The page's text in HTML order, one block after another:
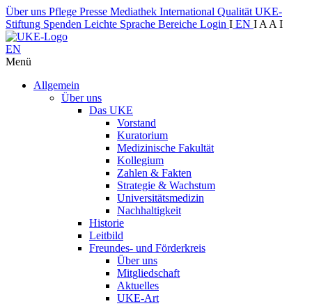
Über uns Pflege Presse Mediathek International Qualität UKE-
Stiftung Spenden Leichte Sprache Bereiche Login I EN I A A I
EN
Menü
Allgemein
Über uns
Das UKE
Vorstand
Kuratorium
Medizinische Fakultät
Kollegium
Zahlen & Fakten
Strategie & Wachstum
Universitätsmedizin
Nachhaltigkeit
Historie
Leitbild
Freundes- und Förderkreis
Über uns
Mitgliedschaft
Aktuelles
UKE-Art